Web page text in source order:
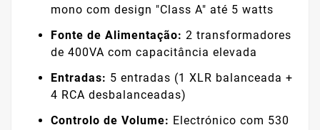
mono com design "Class A" até 5 watts
Fonte de Alimentação: 2 transformadores
de 400VA com capacitância elevada
Entradas: 5 entradas (1 XLR balanceada +
4 RCA desbalanceadas)
Controlo de Volume: Electrónico com 530